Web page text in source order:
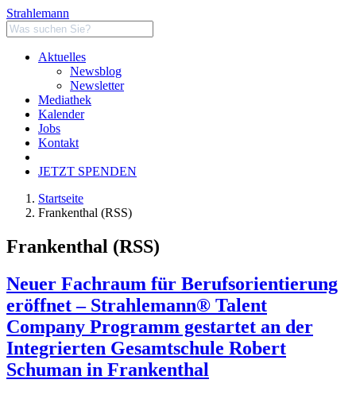
Strahlemann
Aktuelles
Newsblog
Newsletter
Mediathek
Kalender
Jobs
Kontakt
JETZT SPENDEN
Startseite
Frankenthal (RSS)
Frankenthal (RSS)
Neuer Fachraum für Berufsorientierung
eröffnet – Strahlemann® Talent
Company Programm gestartet an der
Integrierten Gesamtschule Robert
Schuman in Frankenthal